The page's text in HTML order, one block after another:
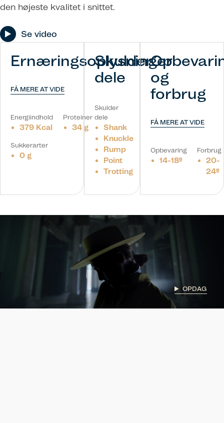
den højeste kvalitet i snittet.
Se video
Ernæringsoplysninger
FÅ MERE AT VIDE
Energiindhold
379 Kcal
Proteiner
34 g
Sukkerarter
0 g
Skulder
dele
Skulder
dele
Shank
Knuckle
Rump
Point
Trotting
og
forbrug
FÅ MERE AT VIDE
Opbevaring
14-18º
Forbrug
20-
24º
OPDAG